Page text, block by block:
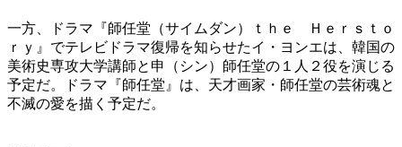
一方、ドラマ『師任堂（サイムダン）ｔｈｅ Ｈｅｒｓｔｏ
ｒｙ』でテレビドラマ復帰を知らせたイ・ヨンエは、韓国の
美術史専攻大学講師と申（シン）師任堂の１人２役を演じる
予定だ。ドラマ『師任堂』は、天才画家・師任堂の芸術魂と
不滅の愛を描く予定だ。